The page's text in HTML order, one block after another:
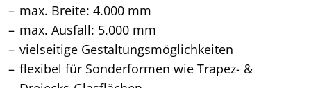
max. Breite: 4.000 mm
max. Ausfall: 5.000 mm
vielseitige Gestaltungsmöglichkeiten
flexibel für Sonderformen wie Trapez- &